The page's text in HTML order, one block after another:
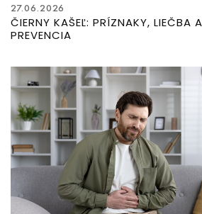
27.06.2026
ČIERNY KAŠEĽ: PRÍZNAKY, LIEČBA
PREVENCIA